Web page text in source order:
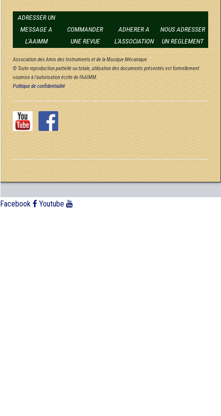
ADRESSER UN
MESSAGE A
L'AAIMM
COMMANDER
UNE REVUE
ADHERER A
L'ASSOCIATION
NOUS ADRESSER
UN REGLEMENT
Association des Amis des Instruments et de la Musique Mécanique
© Toute reproduction partielle ou totale, utilisation des documents présentés est formellement
soumise à l'autorisation écrite de l'AAIMM.
Politique de confidentialité
Facebook Youtube